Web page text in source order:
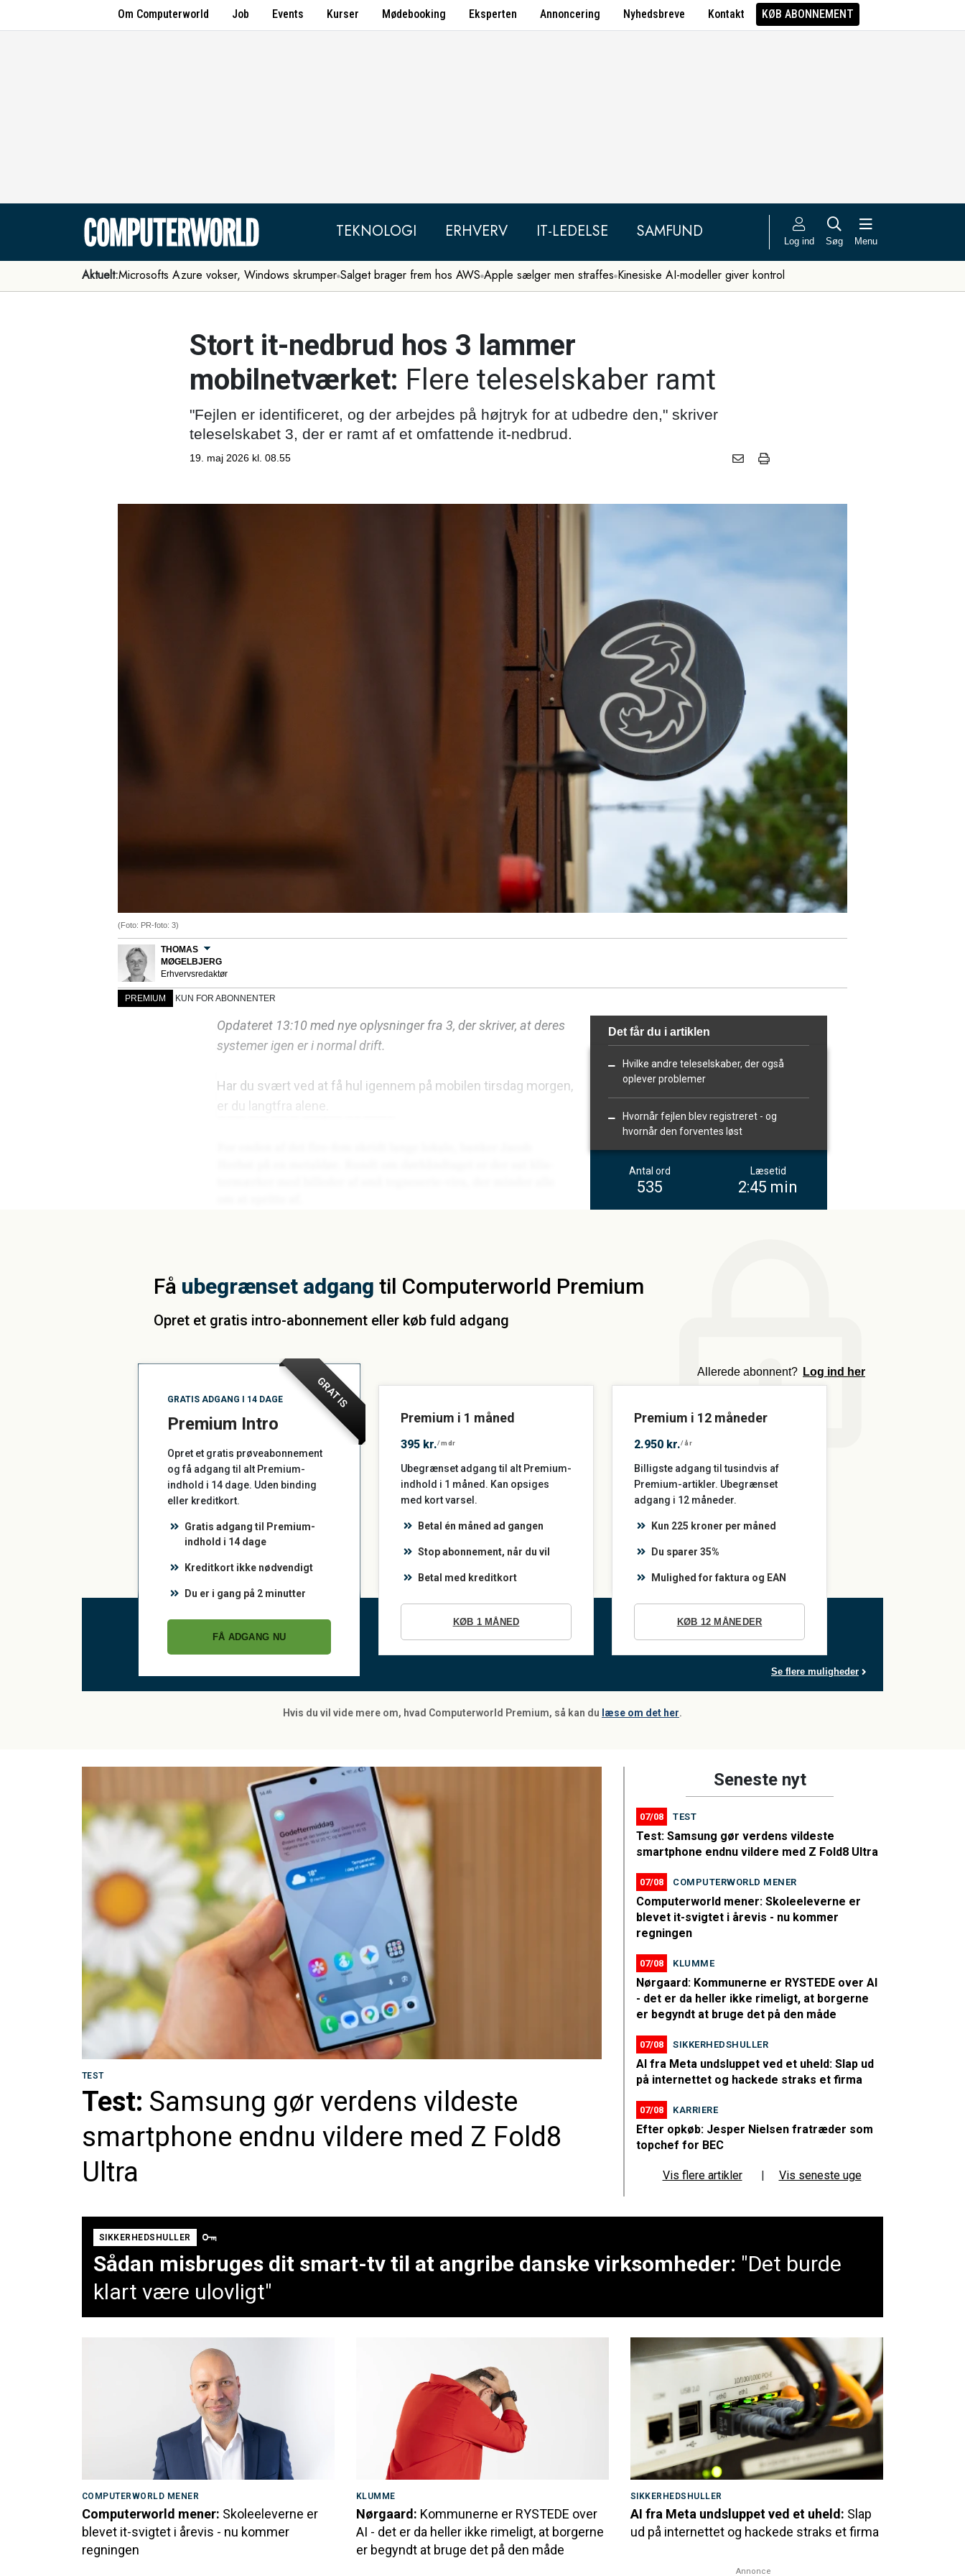
Om Computerworld Job Events Kurser Mødebooking Eksperten Annoncering Nyhedsbreve Kontakt KØB ABONNEMENT
TEKNOLOGI ERHVERV IT-LEDELSE SAMFUND Log ind Søg Menu
Aktuelt:Microsofts Azure vokser, Windows skrumper Salget brager frem hos AWS Apple sælger men straffes Kinesiske AI-modeller giver kontrol
Stort it-nedbrud hos 3 lammer
mobilnetværket: Flere teleselskaber ramt
"Fejlen er identificeret, og der arbejdes på højtryk for at udbedre den," skriver
teleselskabet 3, der er ramt af et omfattende it-nedbrud.
19. maj 2026 kl. 08.55
(Foto: PR-foto: 3)
THOMAS
MØGELBJERG
Erhvervsredaktør
PREMIUM KUN FOR ABONNENTER
Det får du i artiklen
Hvilke andre teleselskaber, der også
oplever problemer
Hvornår fejlen blev registreret - og
hvornår den forventes løst
Antal ord
535
Læsetid
2:45 min
Opdateret 13:10 med nye oplysninger fra 3, der skriver, at deres
systemer igen er i normal drift.
Har du svært ved at få hul igennem på mobilen tirsdag morgen,
er du langtfra alene.
Få ubegrænset adgang til Computerworld Premium
Opret et gratis intro-abonnement eller køb fuld adgang
Allerede abonnent? Log ind her
GRATIS
GRATIS ADGANG I 14 DAGE
Premium Intro
Opret et gratis prøveabonnement
og få adgang til alt Premium-
indhold i 14 dage. Uden binding
eller kreditkort.
Gratis adgang til Premium-
indhold i 14 dage
Kreditkort ikke nødvendigt
Du er i gang på 2 minutter
FÅ ADGANG NU
Premium i 1 måned
395 kr./mdr
Ubegrænset adgang til alt Premium-
indhold i 1 måned. Kan opsiges
med kort varsel.
Betal én måned ad gangen
Stop abonnement, når du vil
Betal med kreditkort
KØB 1 MÅNED
Premium i 12 måneder
2.950 kr./år
Billigste adgang til tusindvis af
Premium-artikler. Ubegrænset
adgang i 12 måneder.
Kun 225 kroner per måned
Du sparer 35%
Mulighed for faktura og EAN
KØB 12 MÅNEDER
Se flere muligheder
Hvis du vil vide mere om, hvad Computerworld Premium, så kan du læse om det her.
TEST
Test: Samsung gør verdens vildeste
smartphone endnu vildere med Z Fold8
Ultra
Seneste nyt
07/08 TEST
Test: Samsung gør verdens vildeste
smartphone endnu vildere med Z Fold8 Ultra
07/08 COMPUTERWORLD MENER
Computerworld mener: Skoleeleverne er
blevet it-svigtet i årevis - nu kommer
regningen
07/08 KLUMME
Nørgaard: Kommunerne er RYSTEDE over AI
- det er da heller ikke rimeligt, at borgerne
er begyndt at bruge det på den måde
07/08 SIKKERHEDSHULLER
AI fra Meta undsluppet ved et uheld: Slap ud
på internettet og hackede straks et firma
07/08 KARRIERE
Efter opkøb: Jesper Nielsen fratræder som
topchef for BEC
Vis flere artikler Vis seneste uge
SIKKERHEDSHULLER
Sådan misbruges dit smart-tv til at angribe danske virksomheder: "Det burde
klart være ulovligt"
COMPUTERWORLD MENER
Computerworld mener: Skoleeleverne er
blevet it-svigtet i årevis - nu kommer
regningen
KLUMME
Nørgaard: Kommunerne er RYSTEDE over
AI - det er da heller ikke rimeligt, at borgerne
er begyndt at bruge det på den måde
SIKKERHEDSHULLER
AI fra Meta undsluppet ved et uheld: Slap
ud på internettet og hackede straks et firma
Annonce